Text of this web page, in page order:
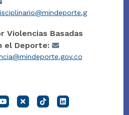
Violencias Basadas
el Deporte: